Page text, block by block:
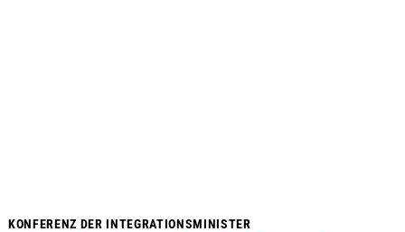
KONFERENZ DER INTEGRATIONSMINISTER